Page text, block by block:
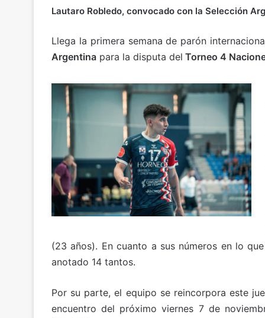
p
y
Li
k
ai
l
c
e
b
o
k
at
s
A
p
e
gr
a
m
p
ar
Lautaro Robledo, convocado con la Selección
Llega la primera semana de parón
Argentina para la disputa del Torneo 4
(23 años). En cuanto a sus números en lo
anotado 14 tantos.
Por su parte, el equipo se reincorpora este
encuentro del próximo viernes 7 de